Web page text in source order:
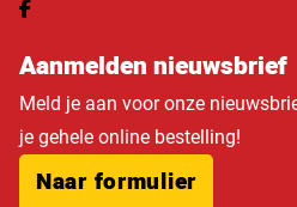
Aanmelden nieuwsbrief
Meld je aan voor onze
je gehele online bestelling!
Naar formulier